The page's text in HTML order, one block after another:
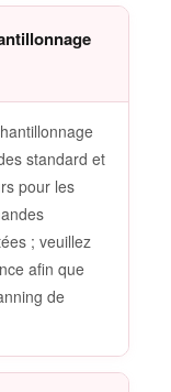
standard et
pour les
; veuillez
afin que
de